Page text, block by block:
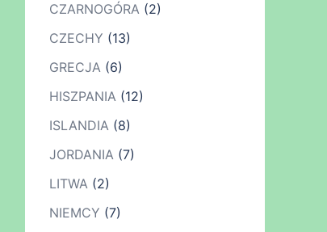
CZARNOGÓRA(2)
CZECHY (13)
GRECJA(6)
HISZPANIA(12)
ISLANDIA(8)
JORDANIA(7)
LITWA(2)
NIEMCY (7)